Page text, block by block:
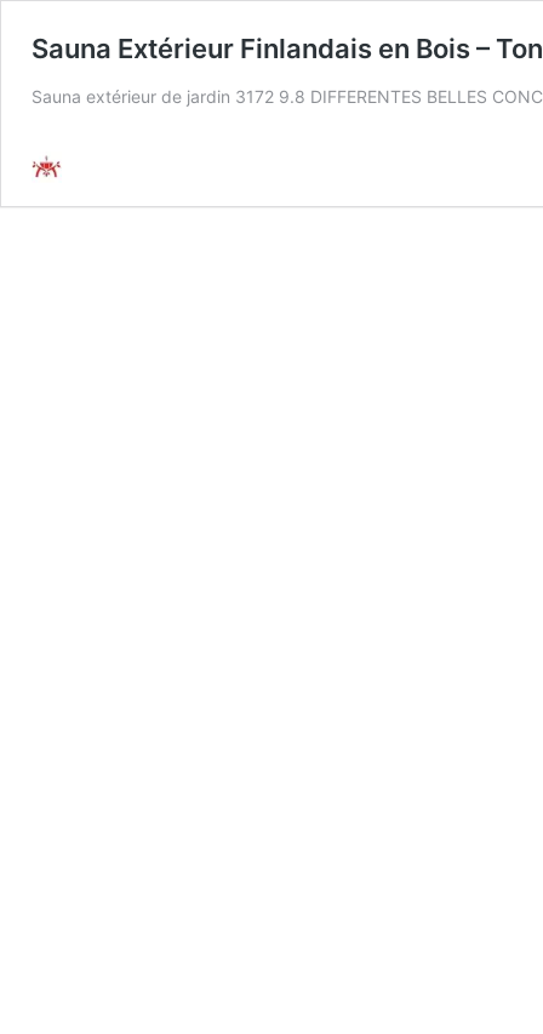
Sauna Extérieur Finlandais en Bois –
Sauna extérieur de jardin 3172 9.8 DIFFERENTES BELLES